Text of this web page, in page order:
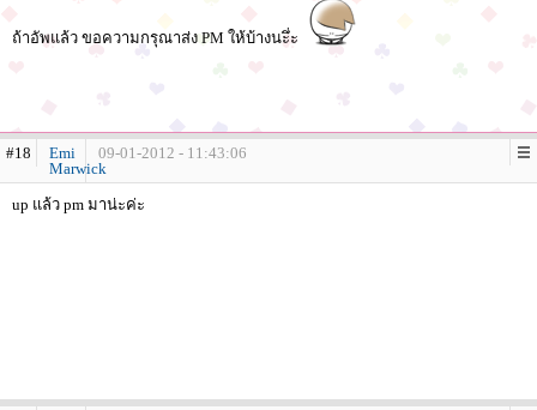
ถ้าอัพแล้ว ขอความกรุณาส่ง PM ให้บ้างนะึ่ะ
#18
Emi
Marwick
09-01-2012 - 11:43:06
up แล้ว pm มาน่ะค่ะ